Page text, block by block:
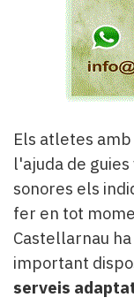
Els atletes
l'ajuda de
sonores els
fer en tot
Castellarnau
important
serveis